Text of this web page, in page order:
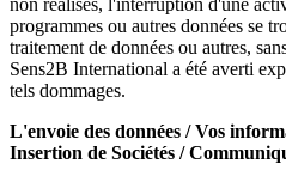
non réalisés, l'interruption d'une
programmes ou autres données se
traitement de données ou autres,
Sens2B International a été averti
tels dommages.
L'envoie des données / Vos
Insertion de Sociétés /